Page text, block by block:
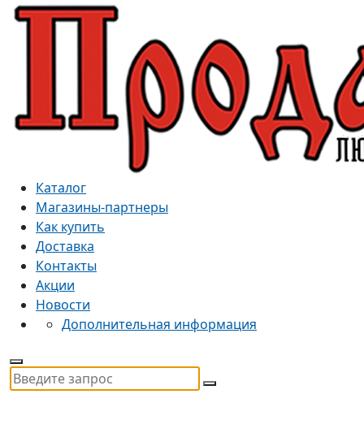
Каталог
Магазины-партнеры
Как купить
Доставка
Контакты
Акции
Новости
Дополнительная информация